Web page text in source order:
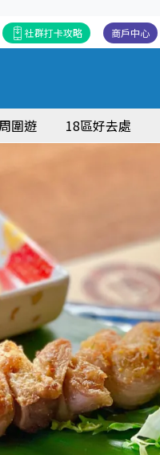
商戶中心
社群打卡攻略
圍遊 18區好去處